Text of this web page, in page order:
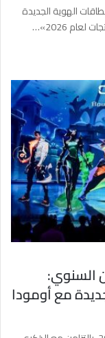
الهوية الجديدة
2026»…
السنوي:
مع أومودا